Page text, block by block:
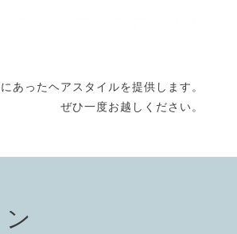
あったヘアスタイルを提供します。
ぜひ一度お越しください。